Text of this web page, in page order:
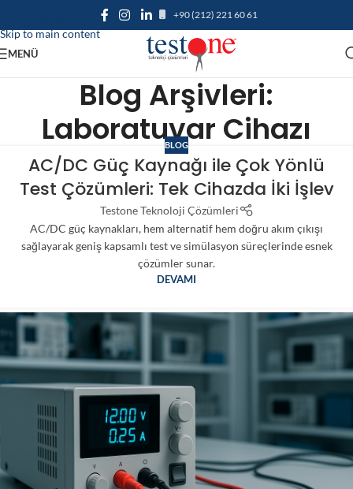
Skip to main content
+90 (212) 221 60 61
MENÜ
Blog Arşivleri:
Laboratuvar Cihazı
BLOG
AC/DC Güç Kaynağı ile Çok Yönlü
Test Çözümleri: Tek Cihazda İki İşlev
Testone Teknoloji Çözümleri
AC/DC güç kaynakları, hem alternatif hem doğru akım çıkışı
sağlayarak geniş kapsamlı test ve simülasyon süreçlerinde esnek
çözümler sunar.
DEVAMI